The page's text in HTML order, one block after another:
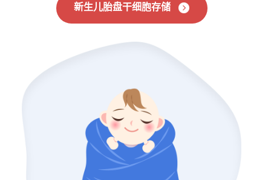
新生儿胎盘干细胞存储